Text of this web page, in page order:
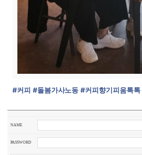
#커피 #돌봄가사노동 #커피향기피움톡톡
NAME
PASSWORD